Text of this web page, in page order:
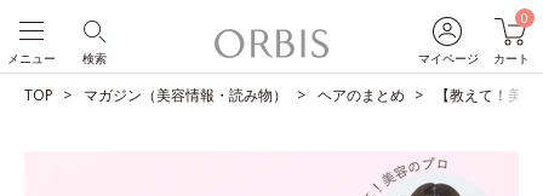
マイページ
0
カート
検索
メニュー
TOP マガジン（美容情報・読み物） ヘアのまとめ 【教えて！美